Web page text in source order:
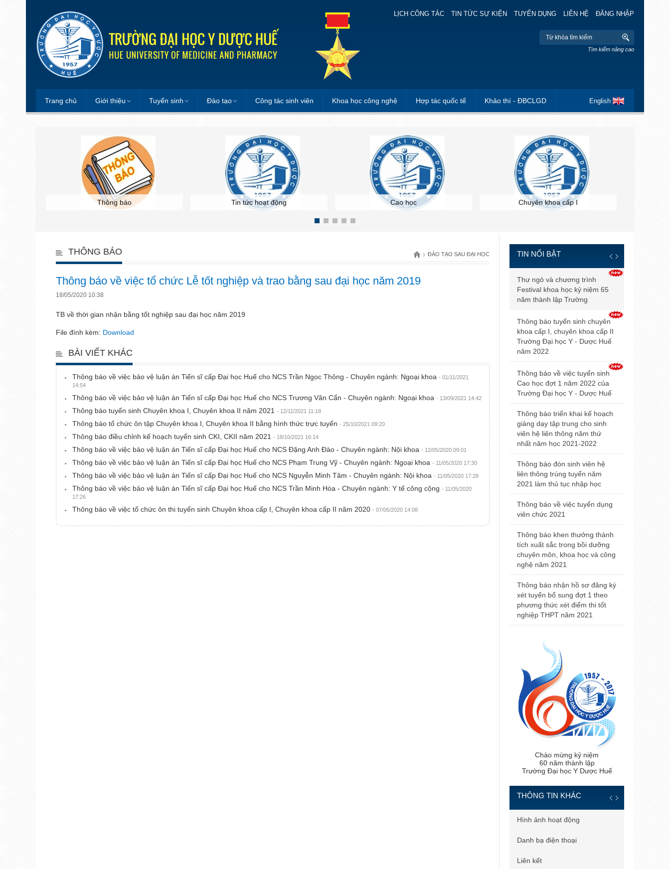
LỊCH CÔNG TÁC TIN TỨC SỰ KIỆN TUYỂN DỤNG LIÊN HỆ ĐĂNG NHẬP
Tìm kiếm nâng cao
Trang chủ Giới thiệu Tuyển sinh Đào tạo Công tác sinh viên Khoa học công nghệ Hợp tác quốc tế Khảo thí - ĐBCLGD English
Thông báo Tin tức hoạt động Cao học Chuyên khoa cấp I
THÔNG BÁO › ĐÀO TẠO SAU ĐẠI HỌC
Thông báo về việc tổ chức Lễ tốt nghiệp và trao bằng sau đại học năm 2019
18/05/2020 10:38
TB về thời gian nhận bằng tốt nghiệp sau đại học năm 2019
File đính kèm: Download
BÀI VIẾT KHÁC
Thông báo về việc bảo vệ luận án Tiến sĩ cấp Đại học Huế cho NCS Trần Ngọc Thông - Chuyên ngành: Ngoại khoa - 01/11/2021
14:54
Thông báo về việc bảo vệ luận án Tiến sĩ cấp Đại học Huế cho NCS Trương Văn Cẩn - Chuyên ngành: Ngoại khoa - 13/09/2021 14:42
Thông báo tuyển sinh Chuyên khoa I, Chuyên khoa II năm 2021 - 12/11/2021 11:18
Thông báo tổ chức ôn tập Chuyên khoa I, Chuyên khoa II bằng hình thức trực tuyến - 25/10/2021 09:20
Thông báo điều chỉnh kế hoạch tuyển sinh CKI, CKII năm 2021 - 18/10/2021 16:14
Thông báo về việc bảo vệ luận án Tiến sĩ cấp Đại học Huế cho NCS Đặng Anh Đào - Chuyên ngành: Nội khoa - 12/05/2020 09:01
Thông báo về việc bảo vệ luận án Tiến sĩ cấp Đại học Huế cho NCS Phạm Trung Vỹ - Chuyên ngành: Ngoại khoa - 11/05/2020 17:30
Thông báo về việc bảo vệ luận án Tiến sĩ cấp Đại học Huế cho NCS Nguyễn Minh Tâm - Chuyên ngành: Nội khoa - 11/05/2020 17:28
Thông báo về việc bảo vệ luận án Tiến sĩ cấp Đại học Huế cho NCS Trần Minh Hòa - Chuyên ngành: Y tế công cộng - 11/05/2020
17:26
Thông báo về việc tổ chức ôn thi tuyển sinh Chuyên khoa cấp I, Chuyên khoa cấp II năm 2020 - 07/05/2020 14:08
TIN NỔI BẬT
Thư ngỏ và chương trình
Festival khoa học kỷ niệm 65
năm thành lập Trường
Thông báo tuyển sinh chuyên
khoa cấp I, chuyên khoa cấp II
Trường Đại học Y - Dược Huế
năm 2022
Thông báo về việc tuyển sinh
Cao học đợt 1 năm 2022 của
Trường Đại học Y - Dược Huế
Thông báo triển khai kế hoạch
giảng dạy tập trung cho sinh
viên hệ liên thông năm thứ
nhất năm học 2021-2022
Thông báo đón sinh viên hệ
liên thông trúng tuyển năm
2021 làm thủ tục nhập học
Thông báo về việc tuyển dụng
viên chức 2021
Thông báo khen thưởng thành
tích xuất sắc trong bồi dưỡng
chuyên môn, khoa học và công
nghệ năm 2021
Thông báo nhận hồ sơ đăng ký
xét tuyển bổ sung đợt 1 theo
phương thức xét điểm thi tốt
nghiệp THPT năm 2021
Chào mừng kỷ niệm
60 năm thành lập
Trường Đại học Y Dược Huế
THÔNG TIN KHÁC
Hình ảnh hoạt động
Danh bạ điện thoại
Liên kết